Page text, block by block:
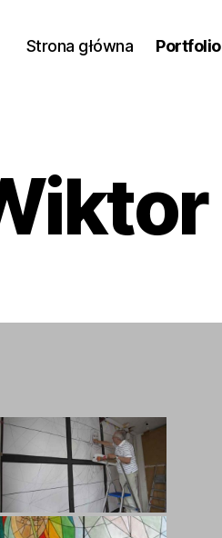
Strona główna Portfolio